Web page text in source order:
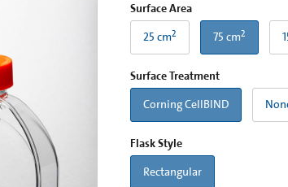
Surface Area
25 cm2 75 cm2
Surface Treatment
Corning CellBIND
Flask Style
Rectangular